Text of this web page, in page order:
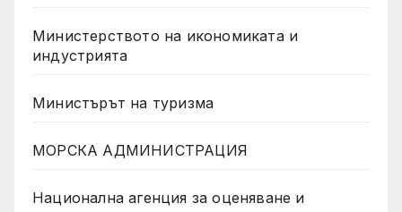
Министерството на икономиката и
индустрията
Министърът на туризма
МОРСКА АДМИНИСТРАЦИЯ
Национална агенция за оценяване и